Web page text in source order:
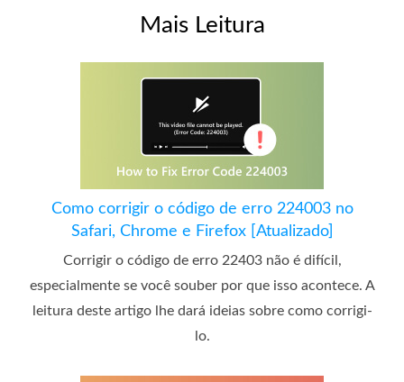
Mais Leitura
Como corrigir o código de erro 224003 no
Safari, Chrome e Firefox [Atualizado]
Corrigir o código de erro 22403 não é difícil,
especialmente se você souber por que isso acontece. A
leitura deste artigo lhe dará ideias sobre como corrigi-
lo.